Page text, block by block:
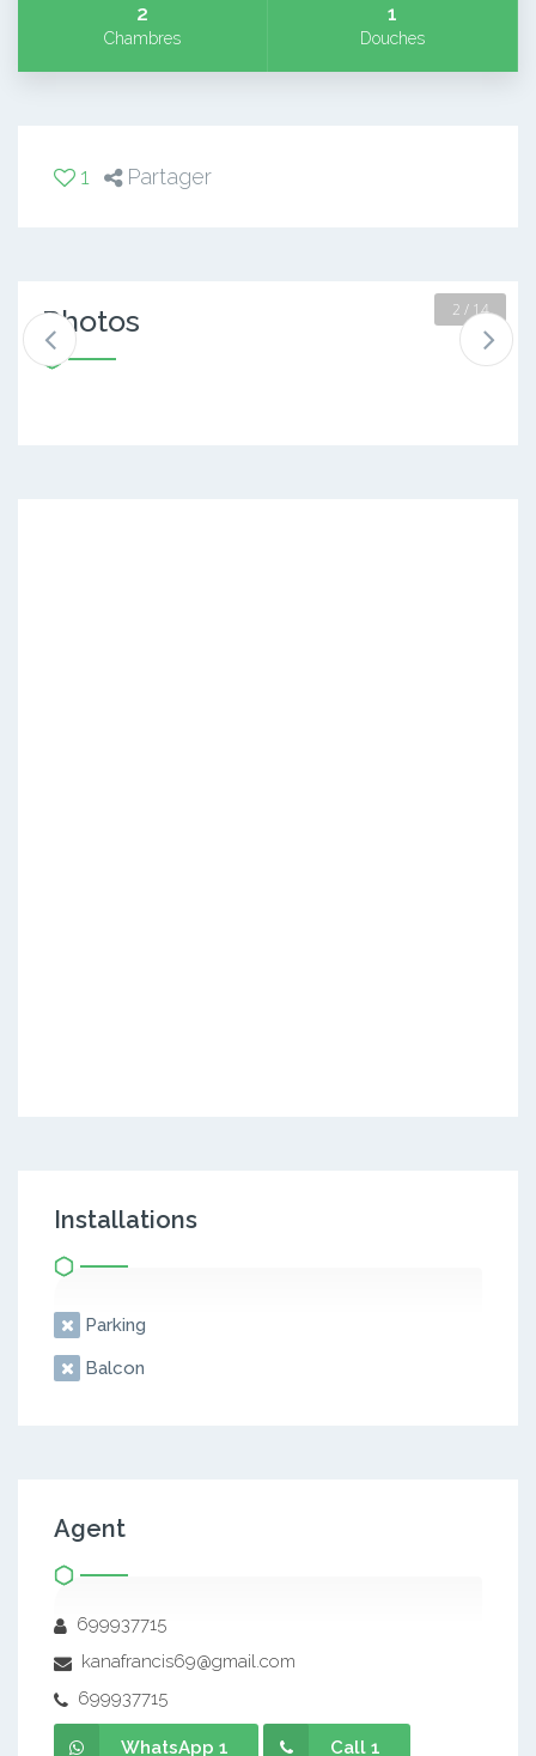
2
Chambres
1
Douches
1 Partager
Photos 2 / 14
Installations
Parking
Balcon
Agent
699937715
kanafrancis69@gmail.com
699937715
WhatsApp 1 Call 1